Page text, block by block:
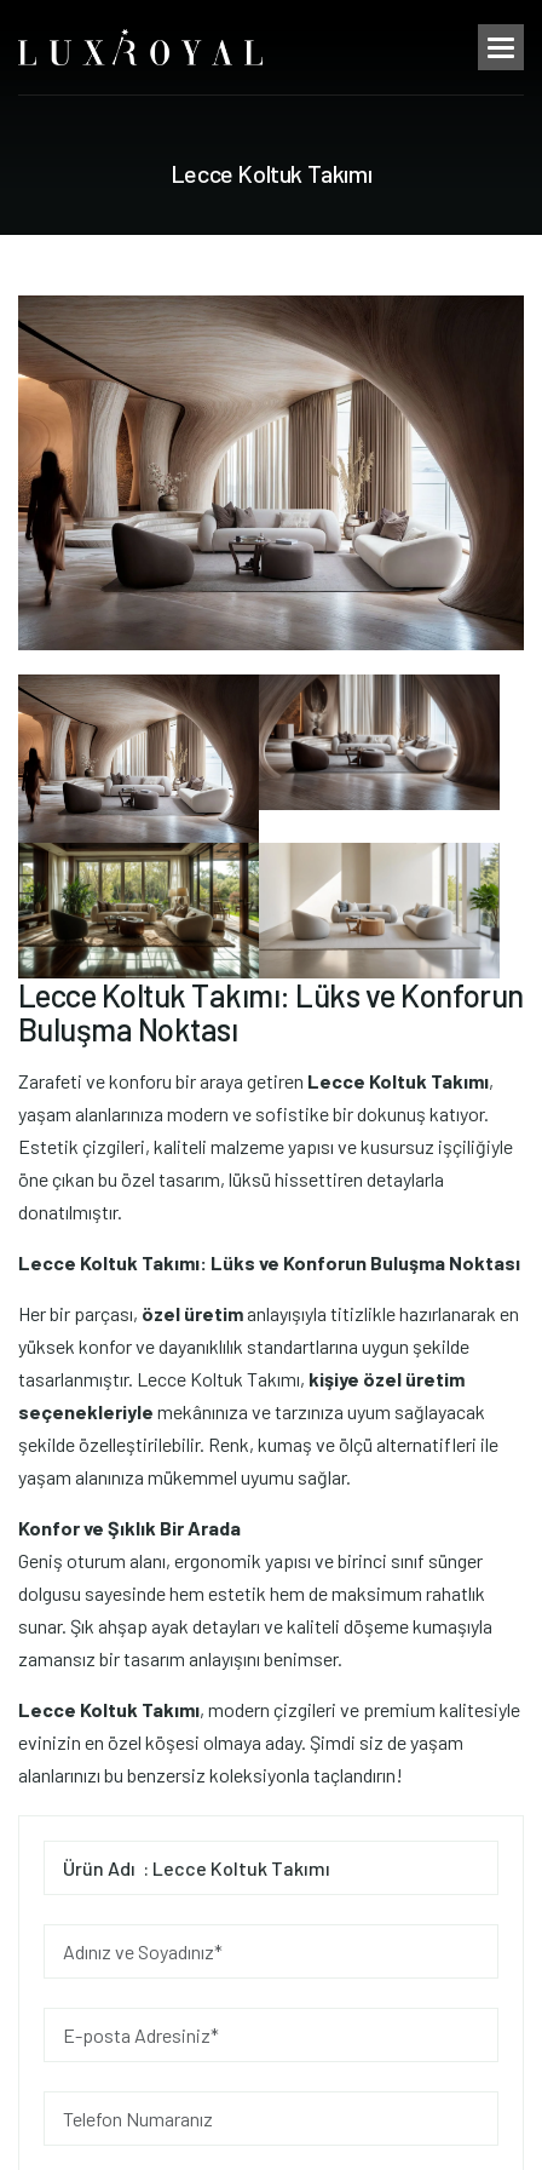
Lecce Koltuk Takımı
Lecce Koltuk Takımı: Lüksve Konforun
Buluşma Noktası
Zarafeti ve konforu bir araya getiren Lecce Koltuk Takımı,
yaşam alanlarınıza modern ve sofistike bir dokunuş katıyor.
Estetik çizgileri, kaliteli malzeme yapısı ve kusursuz işçiliğiyle
öne çıkan bu özel tasarım, lüksü hissettiren detaylarla
donatılmıştır.
Lecce Koltuk Takımı: Lüks ve Konforun Buluşma Noktası
Her bir parçası, özel üretim anlayışıyla titizlikle hazırlanarak en
yüksek konfor ve dayanıklılık standartlarına uygun şekilde
tasarlanmıştır. Lecce Koltuk Takımı, kişiye özel üretim
seçenekleriyle mekânınıza ve tarzınıza uyum sağlayacak
şekilde özelleştirilebilir. Renk, kumaş ve ölçü alternatifleri ile
yaşam alanınıza mükemmel uyumu sağlar.
Konfor ve Şıklık Bir Arada
Geniş oturum alanı, ergonomik yapısı ve birinci sınıf sünger
dolgusu sayesinde hem estetik hem de maksimum rahatlık
sunar. Şık ahşap ayak detayları ve kaliteli döşeme kumaşıyla
zamansız bir tasarım anlayışını benimser.
Lecce Koltuk Takımı, modern çizgileri ve premium kalitesiyle
evinizin en özel köşesi olmaya aday. Şimdi siz de yaşam
alanlarınızı bu benzersiz koleksiyonla taçlandırın!